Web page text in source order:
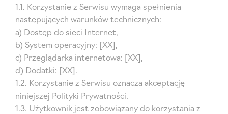
1.1. Korzystanie z Serwisu wymaga spełnienia
następujących warunków technicznych:
a) Dostęp do sieci Internet,
b) System operacyjny: [XX],
c) Przeglądarka internetowa: [XX],
d) Dodatki: [XX].
1.2. Korzystanie z Serwisu oznacza akceptację
niniejszej Polityki Prywatności.
1.3. Użytkownik jest zobowiązany do korzystania z